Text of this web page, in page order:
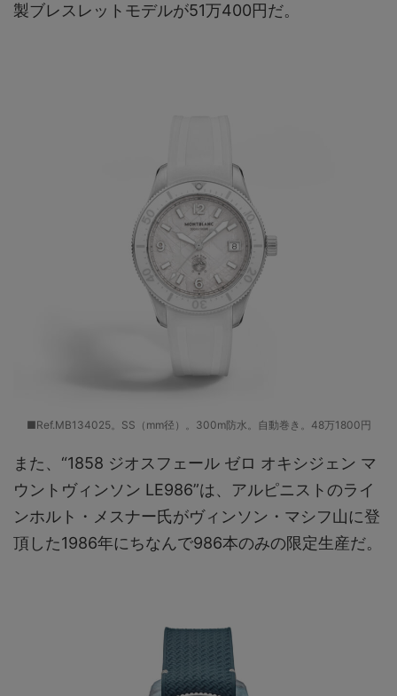
製ブレスレットモデルが51万400円だ。
■Ref.MB134025。SS（mm径）。300m防水。自動巻き。48万1800円
また、“1858 ジオスフェール ゼロ オキシジェン マ
ウントヴィンソン LE986”は、アルピニストのライ
ンホルト・メスナー氏がヴィンソン・マシフ山に登
頂した1986年にちなんで986本のみの限定生産だ。